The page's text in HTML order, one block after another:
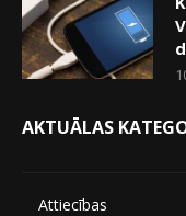
AKTUĀLAS
Attiecības